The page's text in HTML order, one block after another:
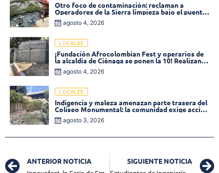
Otro foco de contaminación: reclaman a
Operadores de la Sierra limpieza bajo el puente
de la calle 19 con carrera 11
agosto 4, 2026
LOCALES
¡Fundación Afrocolombian Fest y operarios de
la alcaldía de Ciénaga se ponen la 10! Realizan
limpieza de la parte posterior del Coliseo
Monumental
agosto 4, 2026
LOCALES
Indigencia y maleza amenazan parte trasera del
Coliseo Monumental: la comunidad exige acción
inmediata!
agosto 3, 2026
ANTERIOR NOTICIA SIGUIENTE NOTICIA